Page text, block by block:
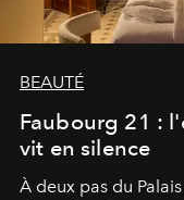
BEAUTÉ
Faubourg 21 :
vit en silence
À deux pas du